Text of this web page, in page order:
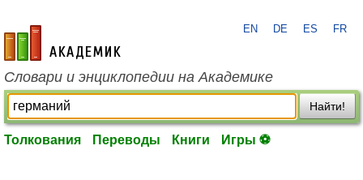
academic.ru
EN DE ES FR
Словари и энциклопедии на Академике
Найти!
Толкования Переводы Книги Игры ⚽